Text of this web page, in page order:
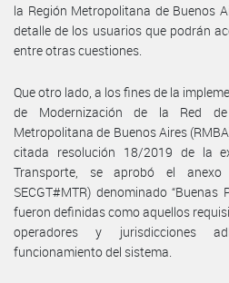
la Región Metropolitana de Buenos
detalle de los usuarios que podrán
entre otras cuestiones.
Que otro lado, a los fines de la
de Modernización de la Red
Metropolitana de Buenos Aires
citada resolución 18/2019 de la
Transporte, se aprobó el anexo
SECGT#MTR) denominado
fueron definidas como aquellos
operadores y jurisdicciones
funcionamiento del sistema.